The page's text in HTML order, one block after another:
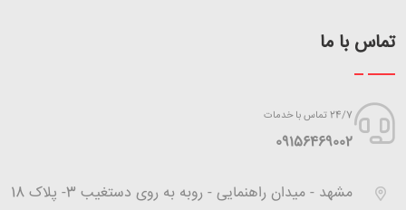
تماس با ما
24/7 تماس با خدمات
‪09156469002
مشهد - میدان راهنمایی - روبه به روی دستغیب 3- پلاک 18